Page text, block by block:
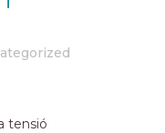
tensió